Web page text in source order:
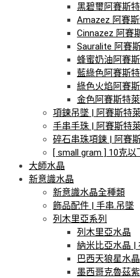
黑碧璽阿賽斯
Amazez 阿賽
Cinnazez 阿賽
Sauralite 阿賽
蜂蜜奶油阿賽
藍綠色阿賽斯
綠色火焰阿賽
金色阿賽斯特萊
項鍊吊墜 | 阿賽斯特
手串手珠 | 阿賽斯特
碎石串珠項鍊 | 阿賽
[ small gram ] 10克以
大師水晶
新意識水晶
新意識水晶全種類
飾品配件 | 手串.吊墜
列木里亞系列
列木里亞水晶
納米比亞水晶 |
巴西天狼星水晶
墨西哥克魯茲